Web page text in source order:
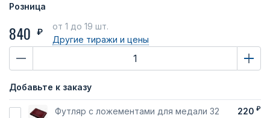
Розница
840 ₽
от 1 до 19 шт.
Другие тиражии цены
Добавьте к заказу
Футляр с ложементами для медали 32
220 ₽